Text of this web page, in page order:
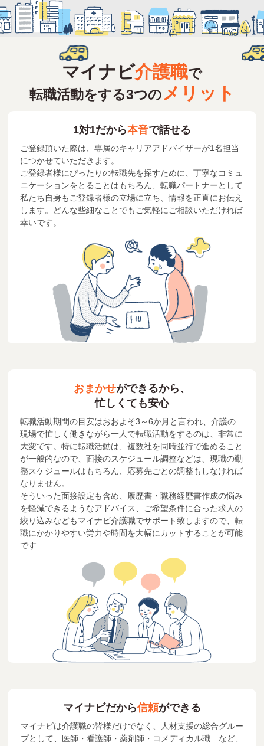
マイナビ介護職で
転職活動をする3つのメリット
1対1だから本音で話せる
ご登録頂いた際は、専属のキャリアアドバイザーが1名担当
につかせていただきます。
ご登録者様にぴったりの転職先を探すために、丁寧なコミュ
ニケーションをとることはもちろん、転職パートナーとして
私たち自身もご登録者様の立場に立ち、情報を正直にお伝え
します。どんな些細なことでもご気軽にご相談いただければ
幸いです。
おまかせができるから、
忙しくても安心
転職活動期間の目安はおおよそ3～6か月と言われ、介護の
現場で忙しく働きながら一人で転職活動をするのは、非常に
大変です。特に転職活動は、複数社を同時並行で進めること
が一般的なので、面接のスケジュール調整などは、現職の勤
務スケジュールはもちろん、応募先ごとの調整もしなければ
なりません。
そういった面接設定も含め、履歴書・職務経歴書作成の悩み
を軽減できるようなアドバイス、ご希望条件に合った求人の
絞り込みなどもマイナビ介護職でサポート致しますので、転
職にかかりやすい労力や時間を大幅にカットすることが可能
です.
マイナビだから信頼ができる
マイナビは介護職の皆様だけでなく、人材支援の総合グルー
プとして、医師・看護師・薬剤師・コメディカル職…など、